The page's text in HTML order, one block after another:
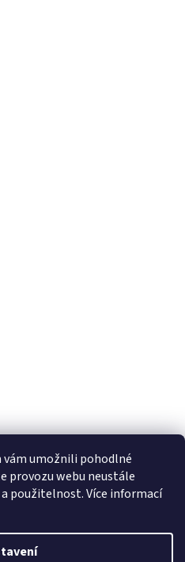
vám umožnili pohodlné
provozu webu neustále
použitelnost. Více informací